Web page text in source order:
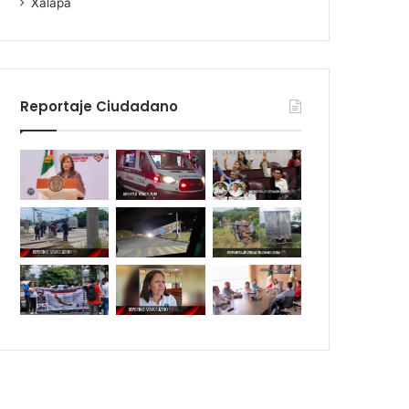
Reportaje Ciudadano